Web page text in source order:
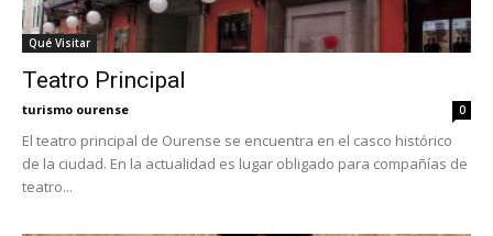
Qué Visitar
Teatro Principal
turismo ourense 0
El teatro principal de Ourense se encuentra en el casco histórico
de la ciudad. En la actualidad es lugar obligado para compañías de
teatro...